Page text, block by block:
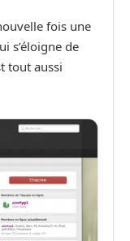
fois une
s’éloigne de
tout aussi